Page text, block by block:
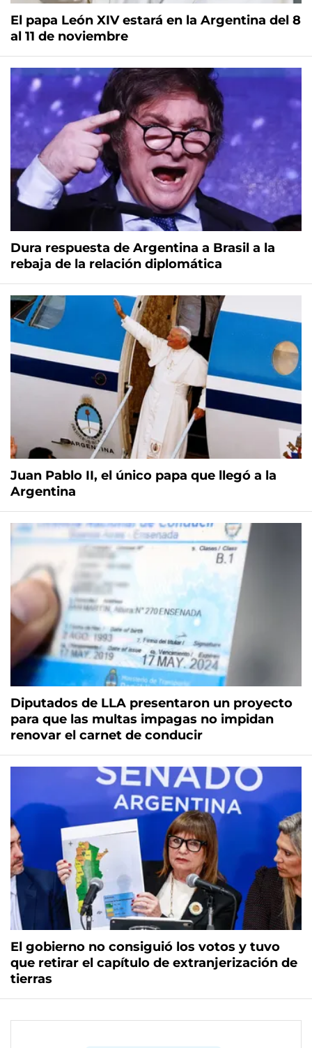
El papa León XIV estará en la Argentina del 8
al 11 de noviembre
Dura respuesta de Argentina a Brasil a la
rebaja de la relación diplomática
Juan Pablo II, el único papa que llegó a la
Argentina
Diputados de LLA presentaron un proyecto
para que las multas impagas no impidan
renovar el carnet de conducir
El gobierno no consiguió los votos y tuvo
que retirar el capítulo de extranjerización de
tierras